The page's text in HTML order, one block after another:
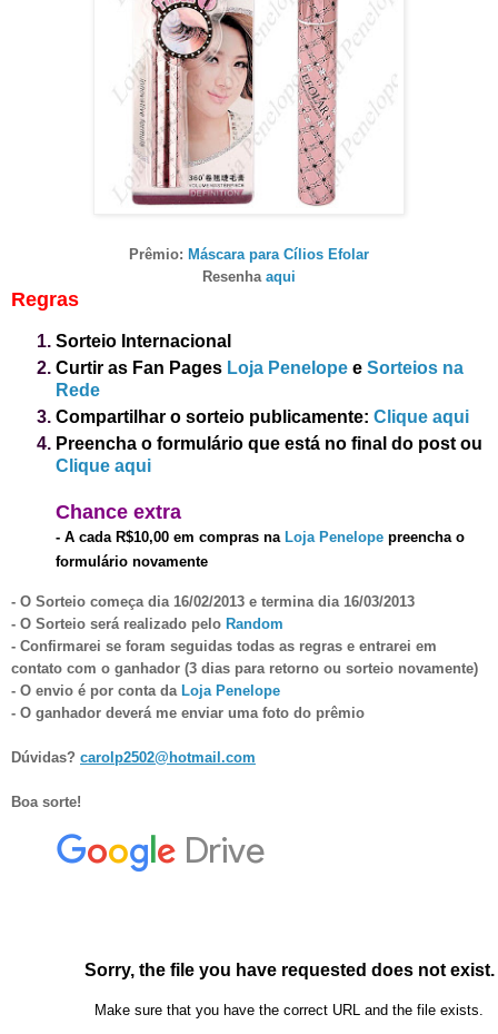
Prêmio: Máscara para Cílios Efolar
Resenha aqui
Regras
Sorteio Internacional
Curtir as Fan Pages Loja Penelope e Sorteios na
Rede
Compartilhar o sorteio publicamente: Clique aqui
Preencha o formulário que está no final do post ou
Clique aqui
Chance extra
- A cada R$10,00 em compras na Loja Penelope preencha o
formulário novamente
- O Sorteio começa dia 16/02/2013 e termina dia 16/03/2013
- O Sorteio será realizado pelo Random
- Confirmarei se foram seguidas todas as regras e entrarei em
contato com o ganhador (3 dias para retorno ou sorteio novamente)
- O envio é por conta da Loja Penelope
- O ganhador deveráme enviar uma foto do prêmio
Dúvidas? carolp2502@hotmail.com
Boa sorte!